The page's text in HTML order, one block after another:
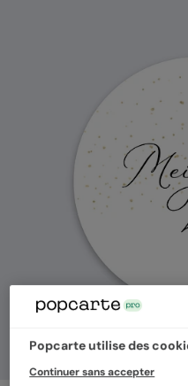
Popcarte utilise des
Continuer sans accepter